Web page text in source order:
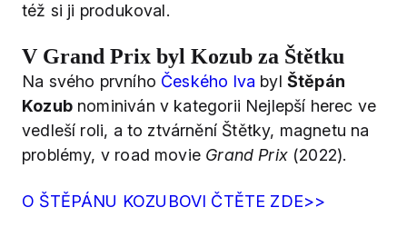
též si ji produkoval.
V Grand Prix byl Kozub za Štětku
Na svého prvního Českého lva byl Štěpán
Kozubnominiván v kategorii Nejlepší herec ve
vedleší roli, a to ztvárnění Štětky, magnetu na
problémy, v road movie Grand Prix(2022).
O ŠTĚPÁNU KOZUBOVI ČTĚTE ZDE>>